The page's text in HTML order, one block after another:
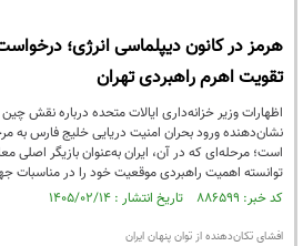
هرمز در کانون دیپلماسی انرژی؛
تقویت اهرم راهبردی تهران
اظهارات وزیر خزانه‌داری ایالات متحده درباره نقش
نشان‌دهنده ورود بحران امنیت دریایی خلیج فارس به
است؛ مرحله‌ای که در آن، ایران به‌عنوان بازیگر اصلی
توانسته اهمیت راهبردی موقعیت خود را در مناسبات
کد خبر: ۸۸۶۵۹۹ تاریخ انتشار : ۱۴۰۵/۰۲/۱۴
افشای تکان‌دهنده از توان پنهان ایران